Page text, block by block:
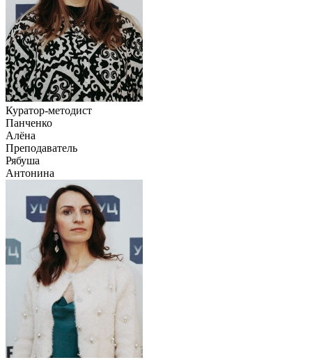
Куратор-методист
Панченко
Алёна
Преподаватель
Рябуша
Антонина